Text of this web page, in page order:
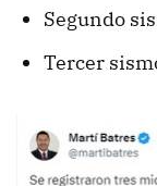
Segundo
Tercer